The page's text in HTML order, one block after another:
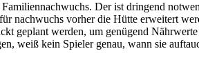
Der ist dringend
nachwuchs vorher die Hütte erweitert
geplant werden, um genügend
weiß kein Spieler genau, wann sie